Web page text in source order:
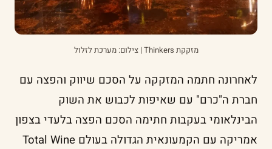
מזקקת Thinkers | צילום: מערכת לזלול
לאחרונה חתמה המזקקה על הסכם שיווק והפצה עם
חברת ה"כרם" עם שאיפות לכבוש את השוק
הבינלאומי בעקבות חתימה הסכם הפצה בלעדי בצפון
אמריקה עם הקמעונאית הגדולה בעולם Total Wine